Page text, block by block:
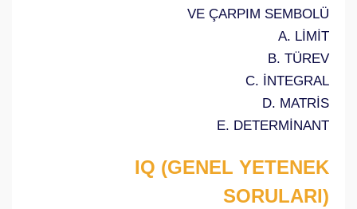
VE ÇARPIM SEMBOLÜ
A. LİMİT
B. TÜREV
C. İNTEGRAL
D. MATRİS
E. DETERMİNANT
IQ (GENEL YETENEK
SORULARI)